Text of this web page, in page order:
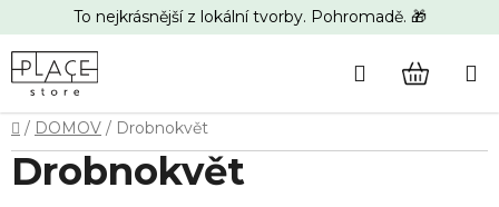
na
obsah
To nejkrásnější z lokální tvorby. Pohromadě. 🎁
Hledat
Domů
/ DOMOV / Drobnokvět
Drobnokvět